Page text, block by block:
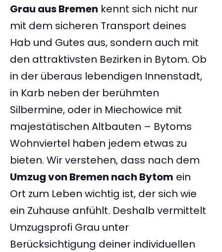
Grau aus Bremen kennt sich nicht nur
mit dem sicheren Transport deines
Hab und Gutes aus, sondern auch mit
den attraktivsten Bezirken in Bytom. Ob
in der überaus lebendigen Innenstadt,
in Karb neben der berühmten
Silbermine, oder in Miechowice mit
majestätischen Altbauten – Bytoms
Wohnviertel haben jedem etwas zu
bieten. Wir verstehen, dass nach dem
Umzug von Bremen nach Bytom ein
Ort zum Leben wichtig ist, der sich wie
ein Zuhause anfühlt. Deshalb vermittelt
Umzugsprofi Grau unter
Berücksichtigung deiner individuellen